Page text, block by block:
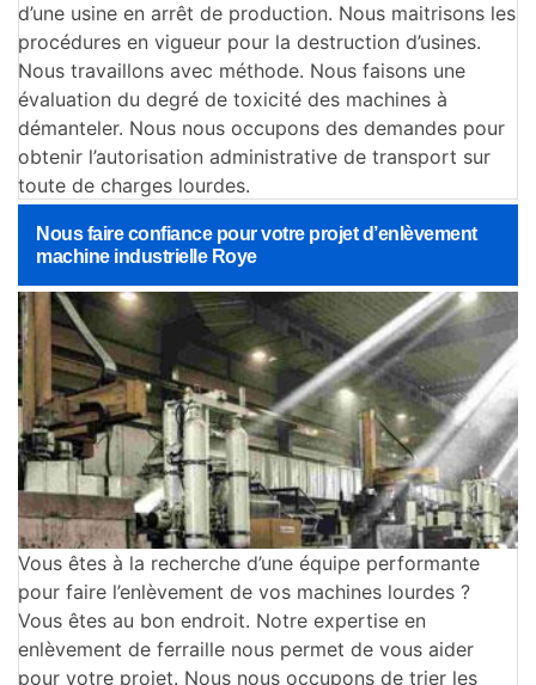
d’une usine en arrêt de production. Nous maitrisons les
procédures en vigueur pour la destruction d’usines.
Nous travaillons avec méthode. Nous faisons une
évaluation du degré de toxicité des machines à
démanteler. Nous nous occupons des demandes pour
obtenir l’autorisation administrative de transport sur
toute de charges lourdes.
Nous faire confiance pour votre projet d’enlèvement
machine industrielle Roye
Vous êtes à la recherche d’une équipe performante
pour faire l’enlèvement de vos machines lourdes ?
Vous êtes au bon endroit. Notre expertise en
enlèvement de ferraille nous permet de vous aider
pour votre projet. Nous nous occupons de trier les